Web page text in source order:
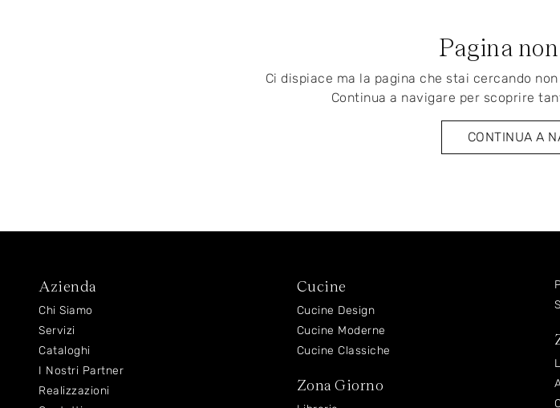
Pagina
Ci dispiace ma la pagina che stai cercando
Continua a navigare per scoprire
CONTINUA A
Azienda
Chi Siamo
Servizi
Cataloghi
I Nostri Partner
Realizzazioni
Cucine
Cucine Design
Cucine Moderne
Cucine Classiche
Zona Giorno